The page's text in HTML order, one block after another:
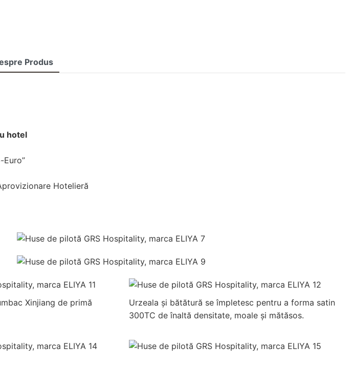
Produs
hotel
Euro”
Hotelieră
Xinjiang de primă
Urzeala și bătătură se împletesc pentru a forma satin
300TC de înaltă densitate, moale și mătăsos.